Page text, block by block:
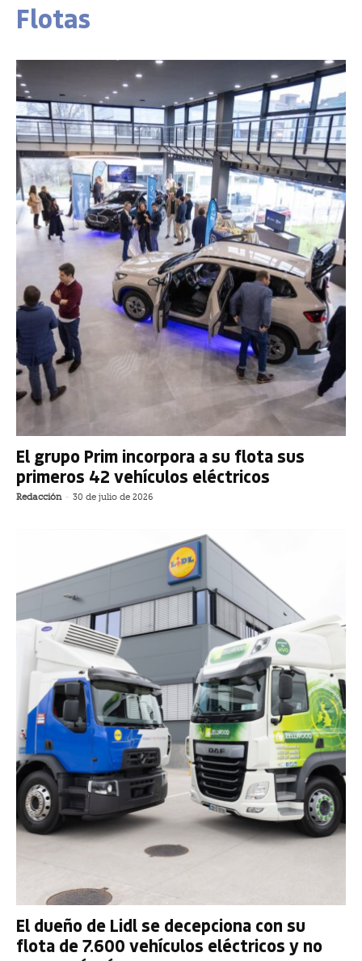
Flotas
El grupo Prim incorpora a su flota sus
primeros 42 vehículos eléctricos
Redacción - 30 de julio de 2026
El dueño de Lidl se decepciona con su
flota de 7.600 vehículos eléctricos y no